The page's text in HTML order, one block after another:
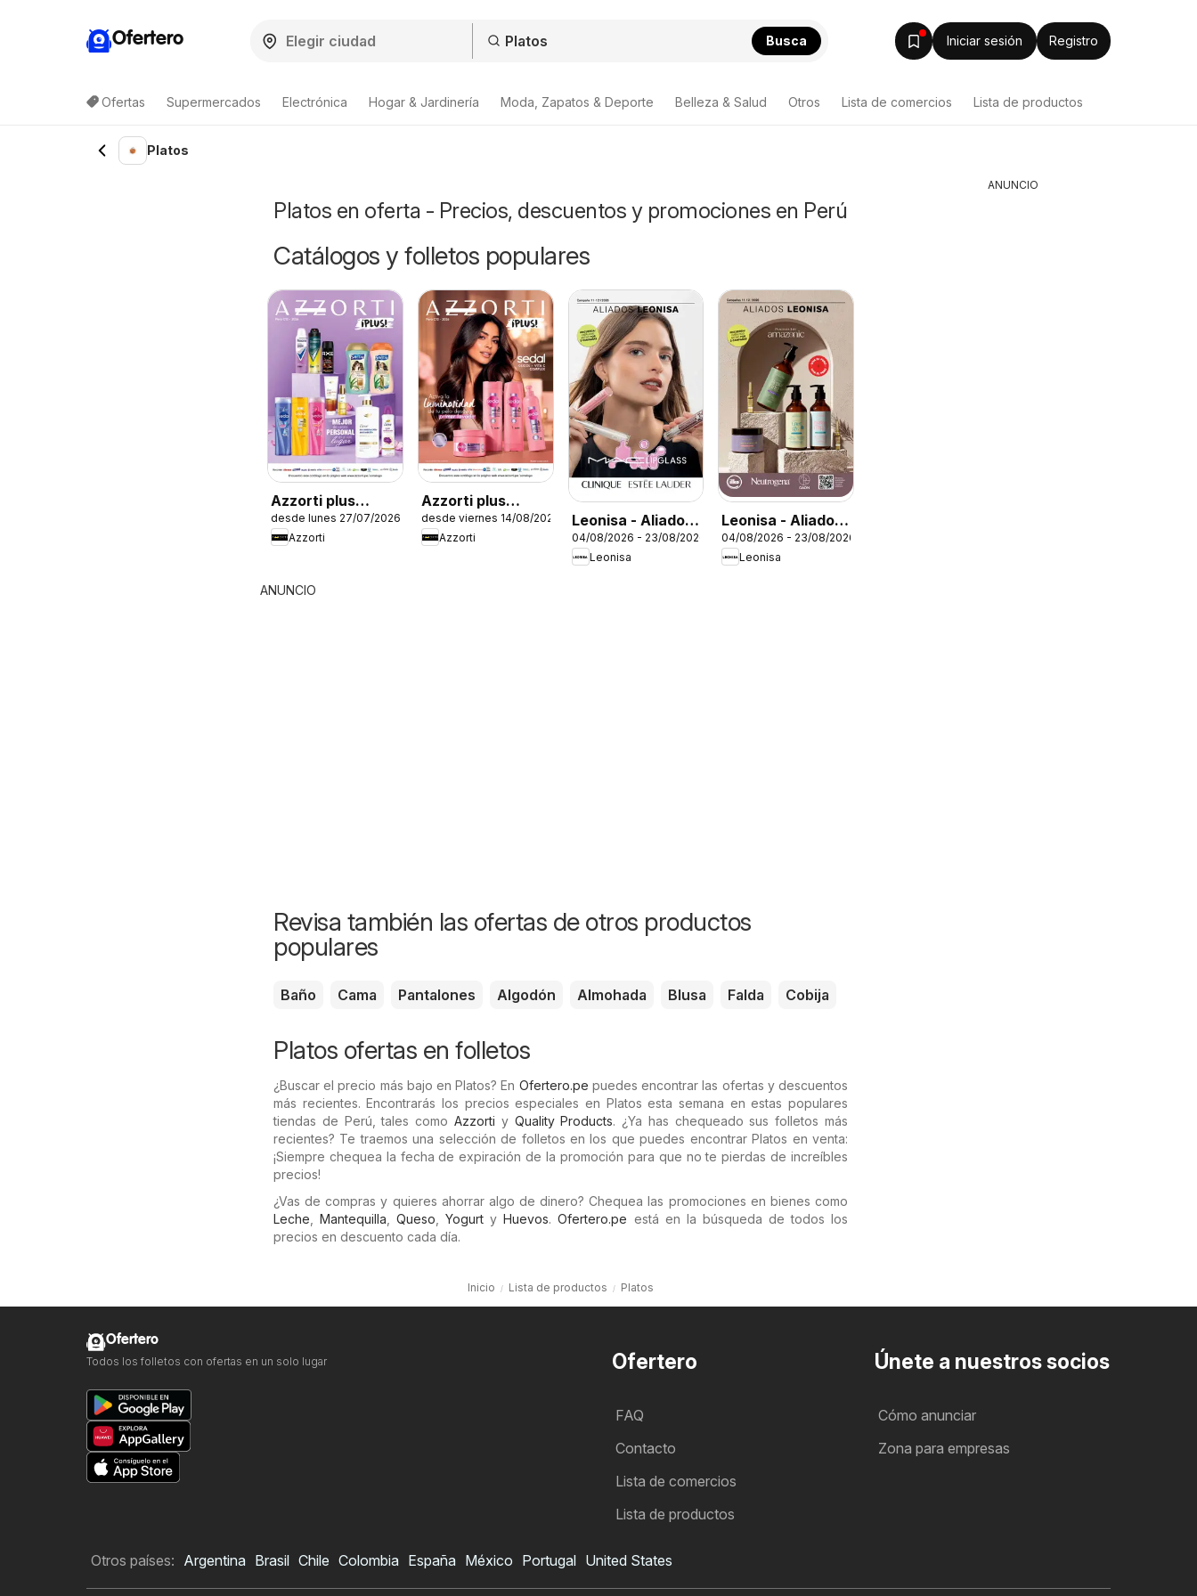
Ofertero Busca Iniciar sesión Registro
Ofertas Supermercados Electrónica Hogar & Jardinería Moda, Zapatos & Deporte Belleza & Salud Otros Lista de comercios Lista de productos
Platos
Platos en oferta - Precios, descuentos y promociones en Perú
Catálogos y folletos populares
Azzorti plus
catálogo -
Campaña 12
desde lunes 27/07/2026
Azzorti
Azzorti plus
catálogo -
Campaña 13
desde viernes 14/08/2026
Azzorti
Leonisa - Aliados
Leonisa II
04/08/2026 - 23/08/2026
Leonisa
Leonisa - Aliados
Leonisa
04/08/2026 - 23/08/2026
Leonisa
ANUNCIO
Revisa también las ofertas de otros productos
populares
Baño Cama Pantalones Algodón Almohada Blusa Falda Cobija
Platos ofertas en folletos
¿Buscar el precio más bajo en Platos? En Ofertero.pe puedes encontrar las ofertas y descuentos
más recientes. Encontrarás los precios especiales en Platos esta semana en estas populares
tiendas de Perú, tales como Azzorti y Quality Products. ¿Ya has chequeado sus folletos más
recientes? Te traemos una selección de folletos en los que puedes encontrar Platos en venta:
¡Siempre chequea la fecha de expiración de la promoción para que no te pierdas de increíbles
precios!
¿Vas de compras y quieres ahorrar algo de dinero? Chequea las promociones en bienes como
Leche,Mantequilla,Queso,Yogurt yHuevos.Ofertero.pe está en la búsqueda de todos los
precios en descuento cada día.
Inicio Lista de productos Platos
ANUNCIO
Ofertero
FAQ
Contacto
Lista de comercios
Lista de productos
Únete a nuestros socios
Cómo anunciar
Zona para empresas
Ofertero
Todos los folletos con ofertas en un solo lugar
Otros países: Argentina Brasil Chile Colombia España México Portugal United States